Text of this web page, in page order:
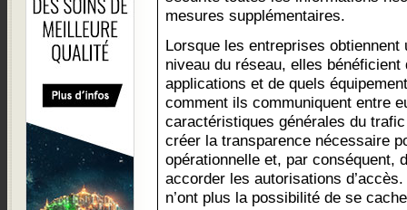
mesures supplémentaires.
Lorsque les entreprises
niveau du réseau, elles bénéficient
applications et de quels
comment ils communiquent entre
caractéristiques générales du
créer la transparence nécessaire
opérationnelle et, par conséquent,
accorder les autorisations
n’ont plus la possibilité de se